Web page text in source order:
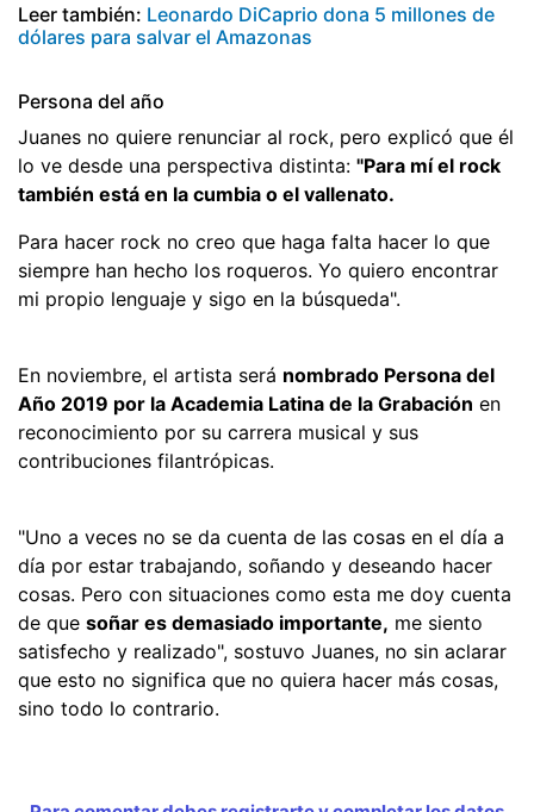
Leer también: Leonardo DiCaprio dona 5 millones de
dólares para salvar el Amazonas
Persona del año
Juanes no quiere renunciar al rock, pero explicó que él
lo ve desde una perspectiva distinta: "Para mí el rock
también está en la cumbia o el vallenato.
Para hacer rock no creo que haga falta hacer lo que
siempre han hecho los roqueros. Yo quiero encontrar
mi propio lenguaje y sigo en la búsqueda".
En noviembre, el artista será nombrado Persona del
Año 2019 por la Academia Latina de la Grabación en
reconocimiento por su carrera musical y sus
contribuciones filantrópicas.
"Uno a veces no se da cuenta de las cosas en el día a
día por estar trabajando, soñando y deseando hacer
cosas. Pero con situaciones como esta me doy cuenta
de que soñar es demasiado importante, me siento
satisfecho y realizado", sostuvo Juanes, no sin aclarar
que esto no significa que no quiera hacer más cosas,
sino todo lo contrario.